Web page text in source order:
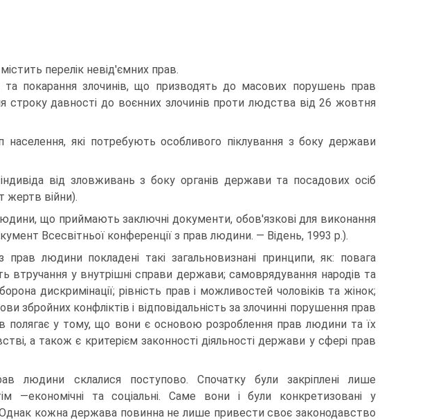
перелік невід'ємних прав.
та покарання злочинів, що призводять до масових порушень прав
строку давності до воєнних злочинів проти людства від 26 жовтня
населення, які потребують особливого піклування з боку держави
від зловживань з боку органів держави та посадових осіб
жертв війни).
що приймають заключні документи, обов'язкові для виконання
Всесвітньої конференції з прав людини. — Відень, 1993 p.).
людини покладені такі загальновизнані принципи, як: повага
втручання у внутрішні справи держави; самоврядування народів та
дискримінації; рівність прав і можливостей чоловіків та жінок;
збройних конфліктів і відповідальність за злочинні порушення прав
полягає у тому, що вони є основою розроблення прав людини та їх
а також є критерієм законності діяльності держави у сфері прав
людини склалися поступово. Спочатку були закріплені лише
—економічні та соціальні. Саме вони і були конкретизовані у
кожна держава повинна не лише привести своє законодавство